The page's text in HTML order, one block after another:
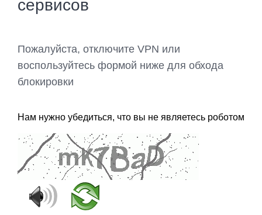
сервисов
Пожалуйста, отключите VPN или
воспользуйтесь формой ниже для обхода
блокировки
Нам нужно убедиться, что вы не являетесь роботом